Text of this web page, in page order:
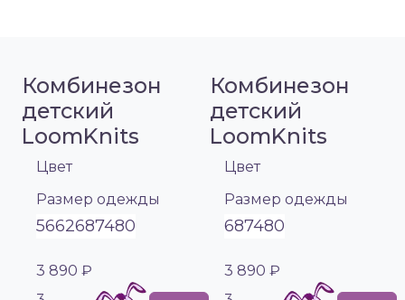
Комбинезон
детский
LoomKnits
Цвет
Размер одежды
5662687480
3 890 ₽
Комбинезон
детский
LoomKnits
Цвет
Размер одежды
687480
3 890 ₽